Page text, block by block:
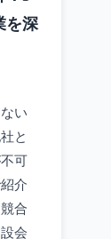
を深
い
と
可
介
合
会